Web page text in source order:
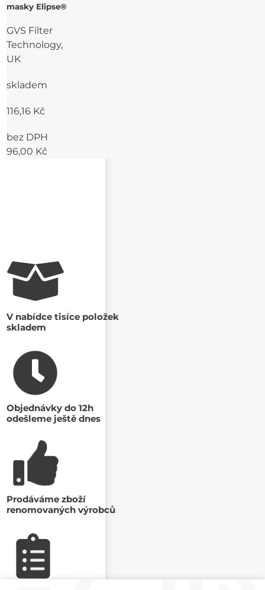
masky Elipse®
GVS Filter
Technology,
UK
skladem
116,16 Kč
bez DPH
96,00 Kč
V nabídce tisíce položek
skladem
Objednávky do 12h
odešleme ještě dnes
Prodáváme zboží
renomovaných výrobců